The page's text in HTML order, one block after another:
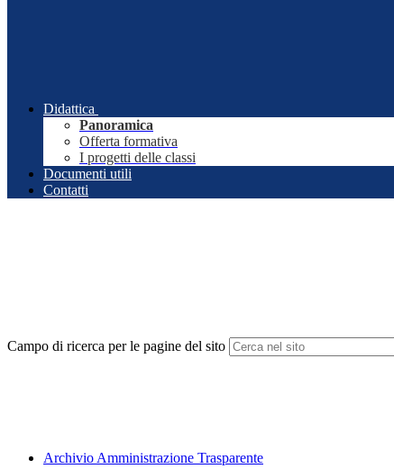
Didattica
Panoramica
Offerta formativa
I progetti delle classi
Documenti utili
Contatti
Campo di ricerca per le pagine del sito
Archivio Amministrazione Trasparente